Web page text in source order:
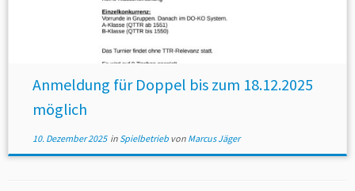
Anmeldung für Doppel bis zum 18.12.2025
möglich
10. Dezember 2025in Spielbetrieb von Marcus Jäger